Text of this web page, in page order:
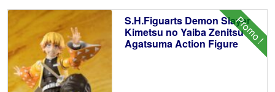
Promo !
S.H.Figuarts Demon Slayer
Kimetsu no Yaiba Zenitsu
Agatsuma Action Figure